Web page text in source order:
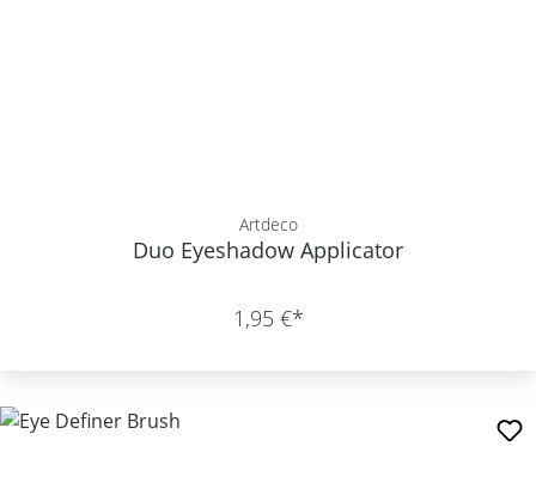
Artdeco
Duo Eyeshadow Applicator
1,95 €*